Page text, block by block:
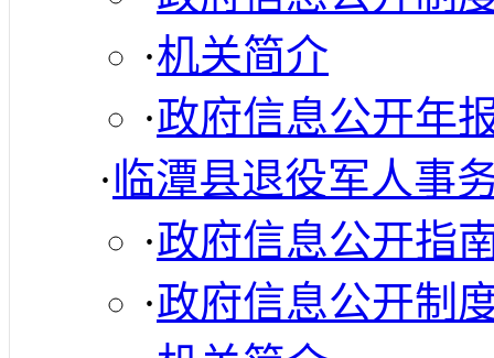
·机关简介
·政府信息公开年
·临潭县退役军人事
·政府信息公开指
·政府信息公开制